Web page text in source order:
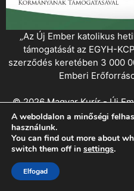
„Az Új Ember katolikus
támogatását az EGYH-
szerződés keretében 3 000
Emberi
© 2026 Magyar Kurír - Új
A weboldalon a minőségi
használunk.
You can find out more about
switch them off in settings.
Elfogad